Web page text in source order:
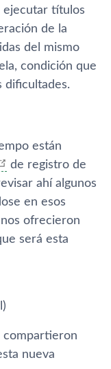
ejecutar títulos
de la
del mismo
condición que
dificultades.
están
de registro de
ahí algunos
en esos
nos ofrecieron
será esta
compartieron
nueva